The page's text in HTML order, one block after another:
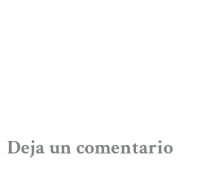
Deja un comentario